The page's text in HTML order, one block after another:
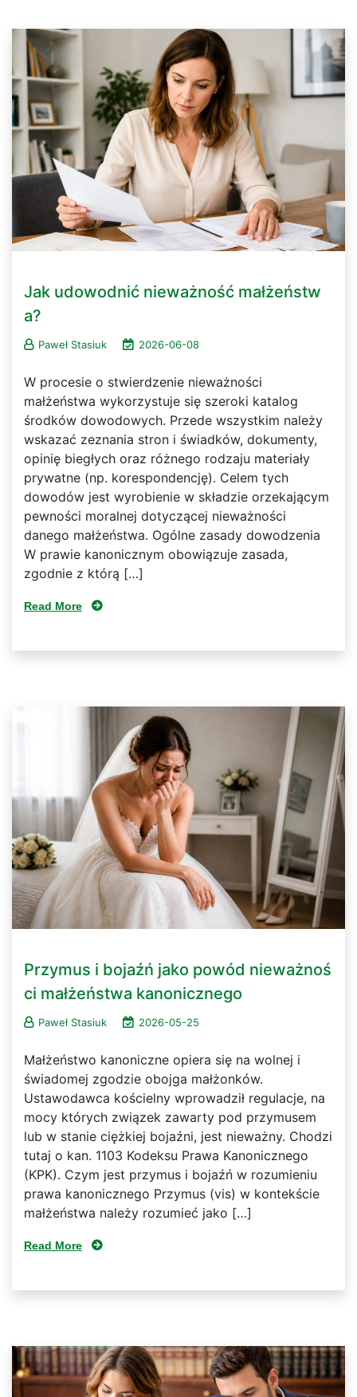
Jak udowodnić nieważność małżeństw
a?
Paweł Stasiuk 2026-06-08
W procesie o stwierdzenie nieważności
małżeństwa wykorzystuje się szeroki katalog
środków dowodowych. Przede wszystkim należy
wskazać zeznania stron i świadków, dokumenty,
opinię biegłych oraz różnego rodzaju materiały
prywatne (np. korespondencję). Celem tych
dowodów jest wyrobienie w składzie orzekającym
pewności moralnej dotyczącej nieważności
danego małżeństwa. Ogólne zasady dowodzenia
W prawie kanonicznym obowiązuje zasada,
zgodnie z którą […]
Read More
Przymus i bojaźń jako powód nieważnoś
ci małżeństwa kanonicznego
Paweł Stasiuk 2026-05-25
Małżeństwo kanoniczne opiera się na wolnej i
świadomej zgodzie obojga małżonków.
Ustawodawca kościelny wprowadził regulacje, na
mocy których związek zawarty pod przymusem
lub w stanie ciężkiej bojaźni, jest nieważny. Chodzi
tutaj o kan. 1103 Kodeksu Prawa Kanonicznego
(KPK). Czym jest przymus i bojaźń w rozumieniu
prawa kanonicznego Przymus (vis) w kontekście
małżeństwa należy rozumieć jako […]
Read More